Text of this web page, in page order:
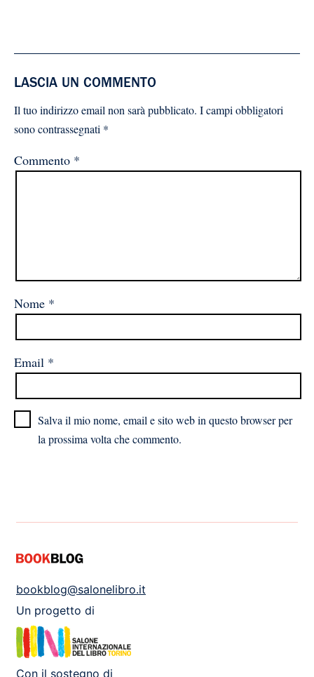
LASCIA UN COMMENTO
Il tuo indirizzo email non sarà pubblicato. I campi obbligatori
sono contrassegnati *
Commento *
Nome *
Email *
Salva il mio nome, email e sito web in questo browser per
la prossima volta che commento.
bookblog@salonelibro.it
Un progetto di
Con il sostegno di